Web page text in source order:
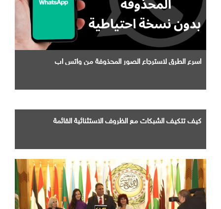
اسرع الطرق لاسترجاع الصور المحذوفة من واتس اب
كيف تتكيف الشبكات مع الظروف الاستثنائية القائمة